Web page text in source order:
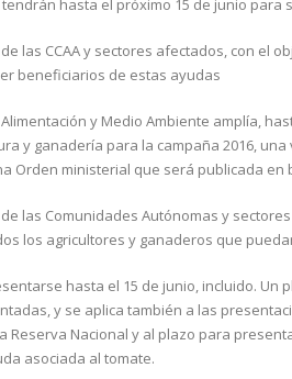
las CCAA y sectores afectados, con el
beneficiarios de estas ayudas
y Medio Ambiente amplía,
y ganadería para la campaña 2016,
Orden ministerial que será publicada en
las Comunidades Autónomas y
los agricultores y ganaderos que
hasta el 15 de junio, incluido.
y se aplica también a las
Reserva Nacional y al plazo para
asociada al tomate.